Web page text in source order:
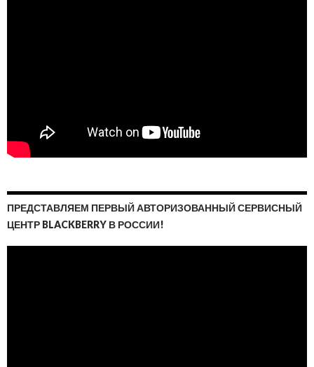
ПРЕДСТАВЛЯЕМ ПЕРВЫЙ АВТОРИЗОВАННЫЙ СЕРВИСНЫЙ
ЦЕНТР BLACKBERRY В РОССИИ!